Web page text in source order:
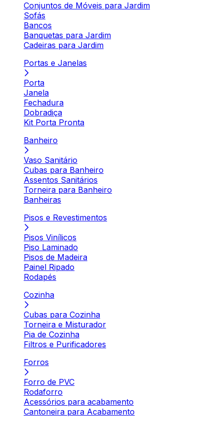
Conjuntos de Móveis para Jardim
Sofás
Bancos
Banquetas para Jardim
Cadeiras para Jardim
Portas e Janelas
Porta
Janela
Fechadura
Dobradiça
Kit Porta Pronta
Banheiro
Vaso Sanitário
Cubas para Banheiro
Assentos Sanitários
Torneira para Banheiro
Banheiras
Pisos e Revestimentos
Pisos Vinílicos
Piso Laminado
Pisos de Madeira
Painel Ripado
Rodapés
Cozinha
Cubas para Cozinha
Torneira e Misturador
Pia de Cozinha
Filtros e Purificadores
Forros
Forro de PVC
Rodaforro
Acessórios para acabamento
Cantoneira para Acabamento